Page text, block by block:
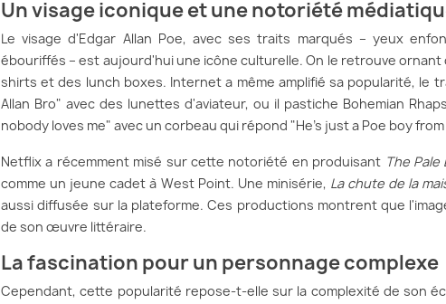
Un visage iconique et une notoriété
Le visage d'Edgar Allan Poe, avec ses traits marqués – yeux
ébouriffés – est aujourd'hui une icône culturelle. On le retrouve
shirts et des lunch boxes. Internet a même amplifié sa popularité, le
Allan Bro" avec des lunettes d'aviateur, ou il pastiche Bohemian
nobody loves me" avec un corbeau qui répond "He's just a Poe boy from
Netflix a récemment misé sur cette notoriété en produisant The Pale
comme un jeune cadet à West Point. Une minisérie, La chute de la
aussi diffusée sur la plateforme. Ces productions montrent que
de son œuvre littéraire.
La fascination pour un personnage complexe
Cependant, cette popularité repose-t-elle sur la complexité de son